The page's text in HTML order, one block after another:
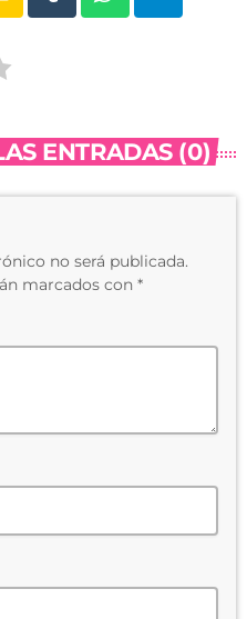
ENTRADAS (0)
no será publicada.
marcados con *